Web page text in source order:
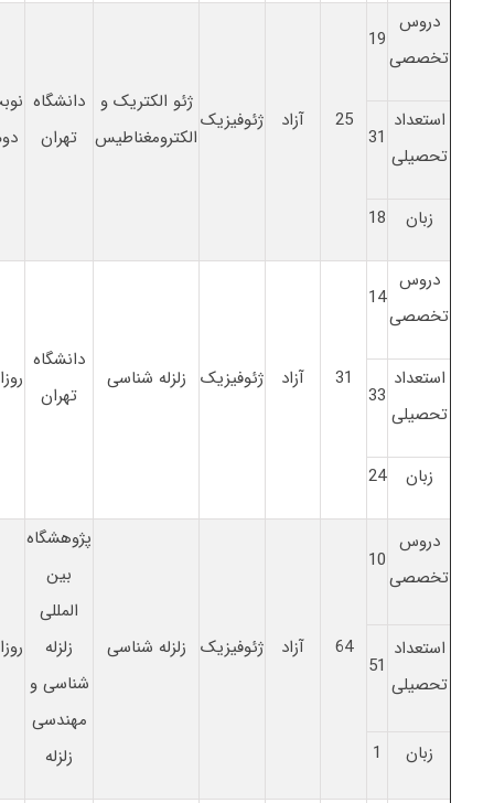
دروس
تخصصی
19
25 آزاد ژئوفیزیک
ژئو الکتریک و
الکترومغناطیس
دانشگاه
تهران
استعداد
تحصیلی
31
زبان 18
دروس
تخصصی
14
31 آزاد ژئوفیزیک زلزله شناسی
دانشگاه
تهران
استعداد
تحصیلی
33
زبان 24
دروس
تخصصی
10
64 آزاد ژئوفیزیک زلزله شناسی
پژوهشگاه
بین
المللی
زلزله
شناسی و
مهندسی
زلزله
استعداد
تحصیلی
51
زبان 1